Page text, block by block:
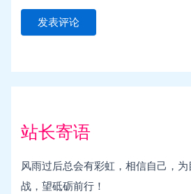
站长寄语
风雨过后总会有彩虹，相信自己，
战，望砥砺前行！